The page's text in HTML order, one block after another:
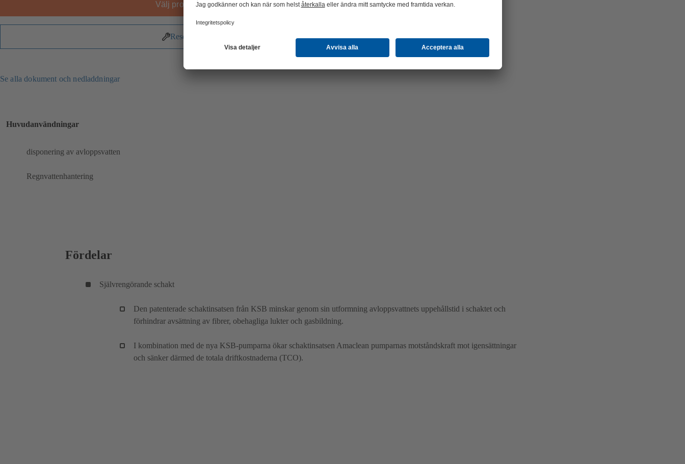
Välj produkt
Reservdelar
Se alla dokument och nedladdningar
Huvudanvändningar
disponering av avloppsvatten
Regnvattenhantering
Fördelar
Självrengörande schakt
Den patenterade schaktinsatsen från KSB minskar genom sin utformning avloppsvattnets uppehållstid i schaktet och
förhindrar avsättning av fibrer, obehagliga lukter och gasbildning.
I kombination med de nya KSB-pumparna ökar schaktinsatsen Amaclean pumparnas motståndskraft mot igensättningar
och sänker därmed de totala driftkostnaderna (TCO).